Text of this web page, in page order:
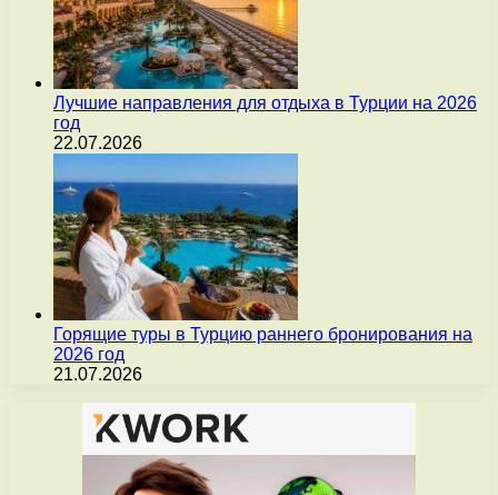
Лучшие направления для отдыха в Турции на 2026
год
22.07.2026
Горящие туры в Турцию раннего бронирования на
2026 год
21.07.2026